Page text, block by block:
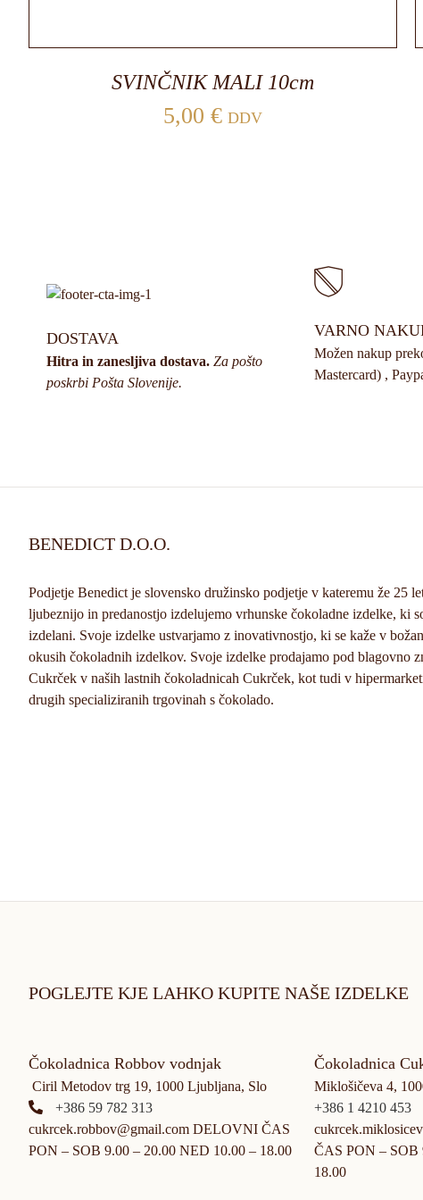
SVINČNIK MALI 10cm
5,00€ DDV
DOSTAVA
Hitra in zanesljiva dostava. Za pošto
poskrbi Pošta Slovenije.
VARNO
Možen nakup
Mastercard) ,
BENEDICT D.O.O.
Podjetje Benedict je slovensko družinsko podjetje v kateremu že 25
ljubeznijo in predanostjo izdelujemo vrhunske čokoladne izdelke, ki
izdelani. Svoje izdelke ustvarjamo z inovativnostjo, ki se kaže v
okusih čokoladnih izdelkov. Svoje izdelke prodajamo pod blagovno
Cukrček v naših lastnih čokoladnicah Cukrček, kot tudi v
drugih specializiranih trgovinah s čokolado.
POGLEJTE KJE LAHKO KUPITE NAŠE IZDELKE
Čokoladnica Robbov vodnjak
Ciril Metodov trg 19, 1000 Ljubljana, Slo
+386 59 782 313
cukrcek.robbov@gmail.com DELOVNI ČAS
PON – SOB 9.00 – 20.00 NED 10.00 – 18.00
Čokoladnica
Miklošičeva 4,
+386 1 4210 453
ČAS PON – SOB
18.00